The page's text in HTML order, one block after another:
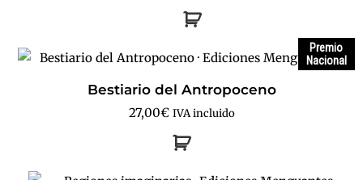
Premio
Nacional
Bestiario del Antropoceno
27,00€ IVA incluido